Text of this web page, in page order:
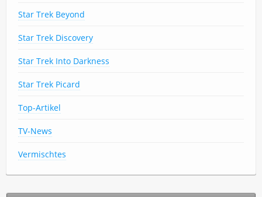
Star Trek Beyond
Star Trek Discovery
Star Trek Into Darkness
Star Trek Picard
Top-Artikel
TV-News
Vermischtes